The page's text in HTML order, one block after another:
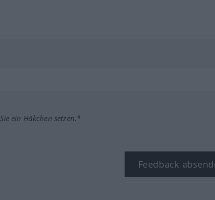
ein Häkchen setzen.*
Feedback